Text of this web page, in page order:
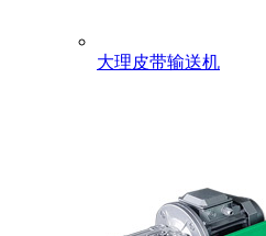
大理皮带输送机